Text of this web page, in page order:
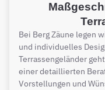
Bei Berg Zäune legen
und individuelles
Terrassengeländer
einer detaillierten
Vorstellungen und